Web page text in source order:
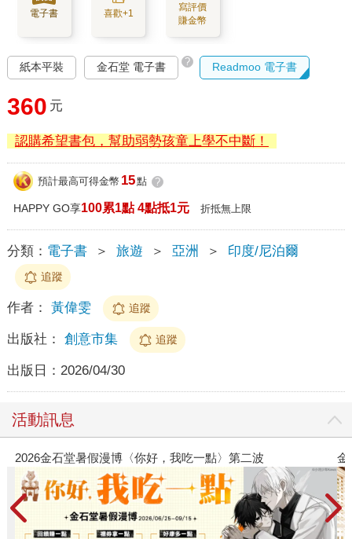
電子書 喜歡+1
寫評價
賺金幣
紙本平裝 金石堂 電子書 ? Readmoo 電子書
360 元
認購希望書包，幫助弱勢孩童上學不中斷！
預計最高可得金幣 15點 ?
HAPPY GO享100累1點 4點抵1元 折抵無上限
分類： 電子書 ＞ 旅遊 ＞ 亞洲 ＞ 印度/尼泊爾
追蹤
作者： 黃偉雯 追蹤
出版社： 創意市集 追蹤
出版日： 2026/04/30
活動訊息
金石堂2026海外優惠：電子書